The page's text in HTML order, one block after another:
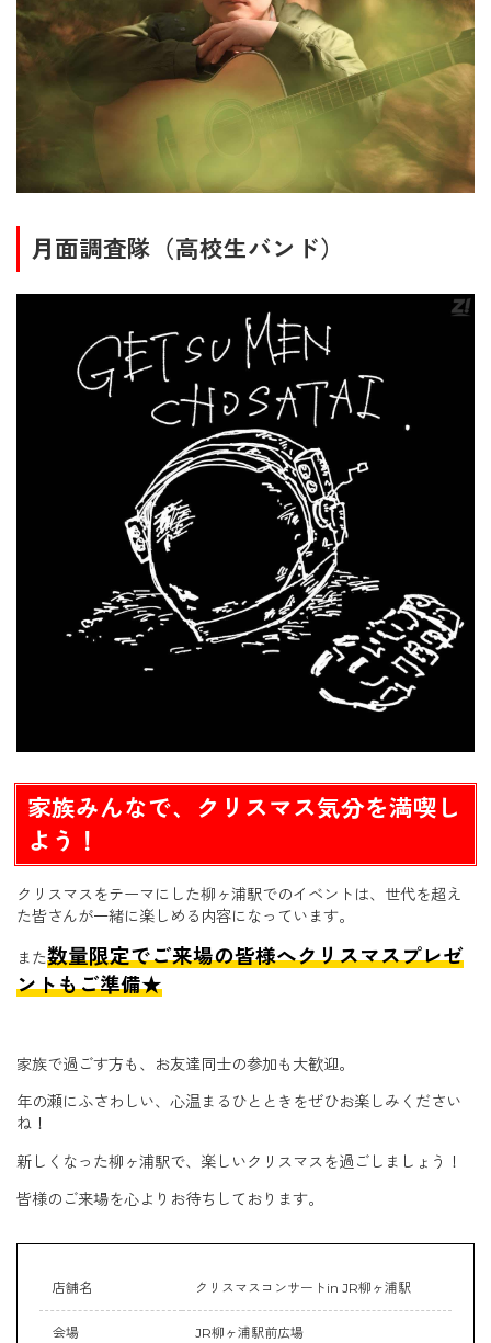
月面調査隊（高校生バンド）
家族みんなで、クリスマス気分を満喫し
よう！
クリスマスをテーマにした柳ヶ浦駅でのイベントは、世代を超え
た皆さんが一緒に楽しめる内容になっています。
また数量限定でご来場の皆様へクリスマスプレゼ
ントもご準備★
家族で過ごす方も、お友達同士の参加も大歓迎。
年の瀬にふさわしい、心温まるひとときをぜひお楽しみください
ね！
新しくなった柳ヶ浦駅で、楽しいクリスマスを過ごしましょう！
皆様のご来場を心よりお待ちしております。
店舗名 クリスマスコンサートin JR柳ヶ浦駅
会場 JR柳ヶ浦駅前広場